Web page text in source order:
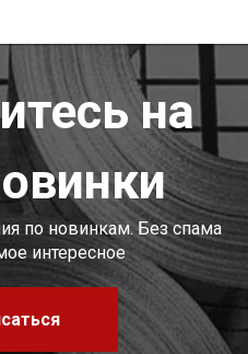
на
по новинкам. Без спама
интересное